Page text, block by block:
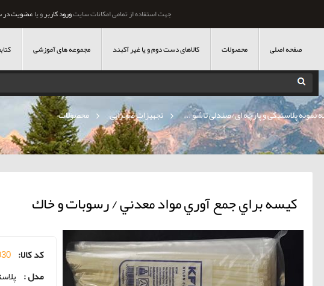
جهت استفاده از تمامی امکانات سایتورود کاربرو یاعضویت در
صفحه اصلی محصولات کالاهای دست دوم و یا غیر آکبند مجموعه های آموزشی
» تجهیزات صحرایی » محصولات
كيسه براي جمع آوري مواد معدني / رسوبات و خاك
کد کالا:
مدل :